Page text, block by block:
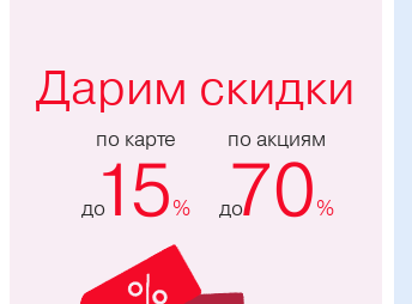
Дарим скидки
по карте
до15%
по акциям
до
70%